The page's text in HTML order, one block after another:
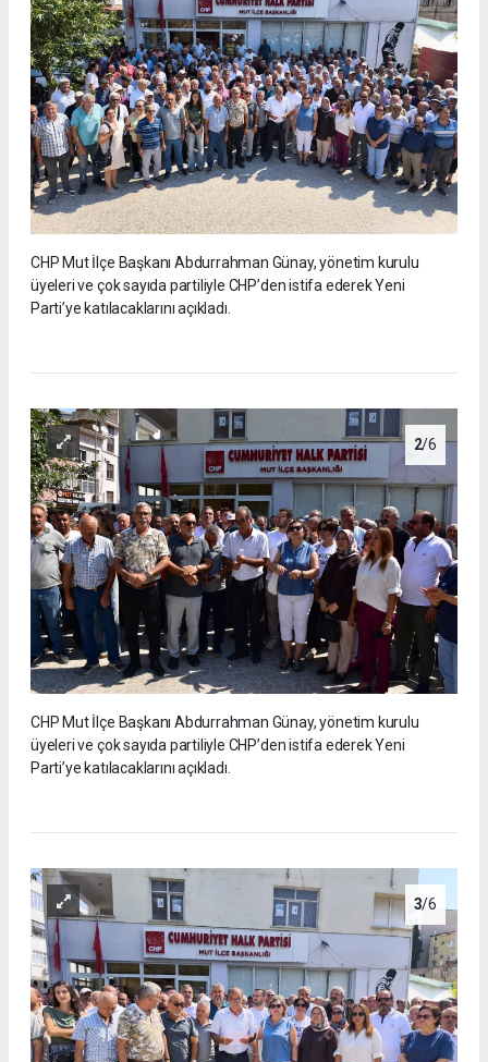
CHP Mut İlçe Başkanı Abdurrahman Günay, yönetim kurulu
üyeleri ve çok sayıda partiliyle CHP’den istifa ederek Yeni
Parti’ye katılacaklarını açıkladı.
2/6
CHP Mut İlçe Başkanı Abdurrahman Günay, yönetim kurulu
üyeleri ve çok sayıda partiliyle CHP’den istifa ederek Yeni
Parti’ye katılacaklarını açıkladı.
3/6